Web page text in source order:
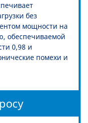
без
мощности на
обеспечиваемой
0,98 и
помехи и